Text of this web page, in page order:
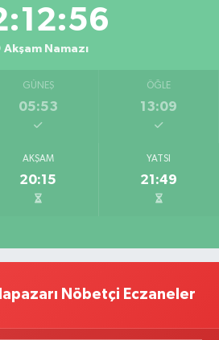
Akşam Namazı
GÜNEŞ
05:53
ÖĞLE
13:09
AKŞAM
20:15
YATSI
21:49
Nöbetçi Eczaneler